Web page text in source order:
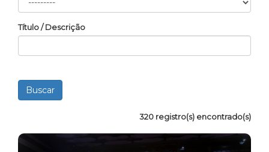
Título / Descrição
320 registro(s) encontrado(s)